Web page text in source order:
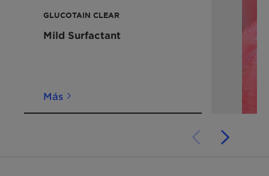
nosotros.
GLUCOTAIN CLEAR
Mild Surfactant
Más